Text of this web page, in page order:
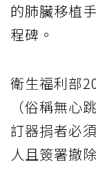
的肺臟移植
程碑。
衛生福利部
（俗稱無心
訂器捐者必
人且簽署撤